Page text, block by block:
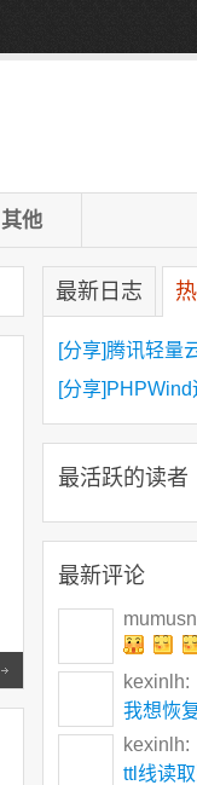
其他
Read more
最新日志
[分享]腾讯轻量
[分享
https
最活跃的读者
最新评论
kexinlh:
我想恢
kexinlh:
ttl线读